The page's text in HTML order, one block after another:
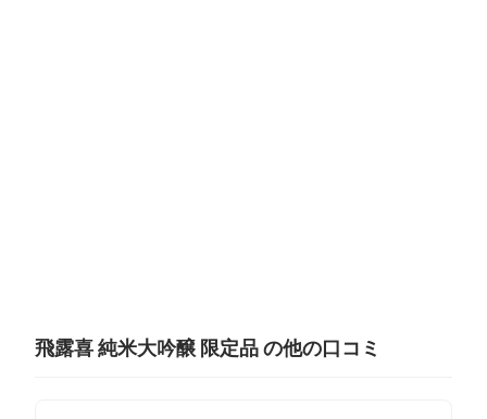
飛露喜 純米大吟醸 限定品 の他の口コミ